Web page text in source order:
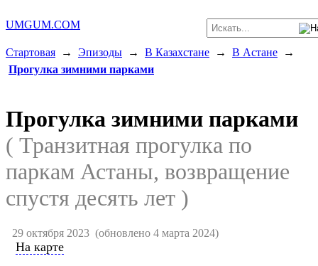
UMGUM.COM
Стартовая → Эпизоды → В Казахстане → В Астане →
Прогулка зимними парками
Прогулка зимними парками
( Транзитная прогулка по
паркам Астаны, возвращение
спустя десять лет )
29 октября 2023(обновлено 4 марта 2024)
На карте